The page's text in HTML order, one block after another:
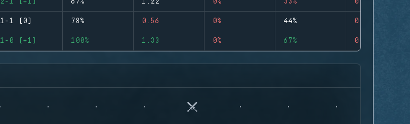
1-1 (0) 78% 0.56 0% 44% 0
1-0 (+1) 100% 1.33 0% 67% 0